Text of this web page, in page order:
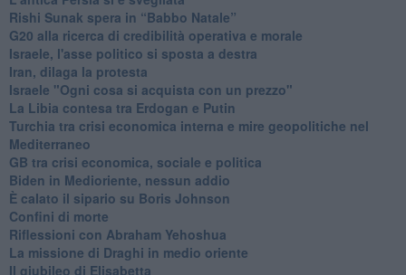
Rishi Sunak spera in “Babbo Natale”
G20 alla ricerca di credibilità operativa e morale
Israele, l'asse politico si sposta a destra
Iran, dilaga la protesta
Israele "Ogni cosa si acquista con un prezzo"
La Libia contesa tra Erdogan e Putin
Turchia tra crisi economica interna e mire geopolitiche nel
Mediterraneo
GB tra crisi economica, sociale e politica
Biden in Medioriente, nessun addio
È calato il sipario su Boris Johnson
Confini di morte
Riflessioni con Abraham Yehoshua
La missione di Draghi in medio oriente
Il giubileo di Elisabetta